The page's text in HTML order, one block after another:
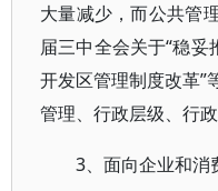
大量减少，而公共管
届三中全会关于“稳妥
开发区管理制度改革”
管理、行政层级、行
3、面向企业和消